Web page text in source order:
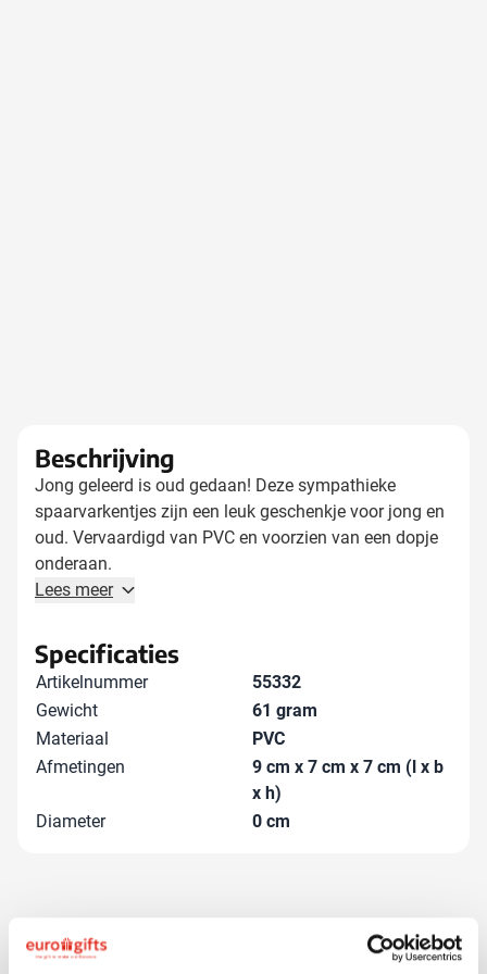
Beschrijving
Jong geleerd is oud gedaan! Deze sympathieke
spaarvarkentjes zijn een leuk geschenkje voor jong en
oud. Vervaardigd van PVC en voorzien van een dopje
onderaan.
Lees meer
Specificaties
Artikelnummer
55332
Gewicht
61 gram
Materiaal
PVC
Afmetingen
9 cm x 7 cm x 7 cm (l x b
x h)
Diameter
0 cm
Andere klanten kozen ook voor